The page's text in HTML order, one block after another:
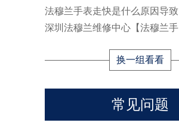
法穆兰手表走快是什么原因导致
深圳法穆兰维修中心【法穆兰手
换一组看看
常见问题